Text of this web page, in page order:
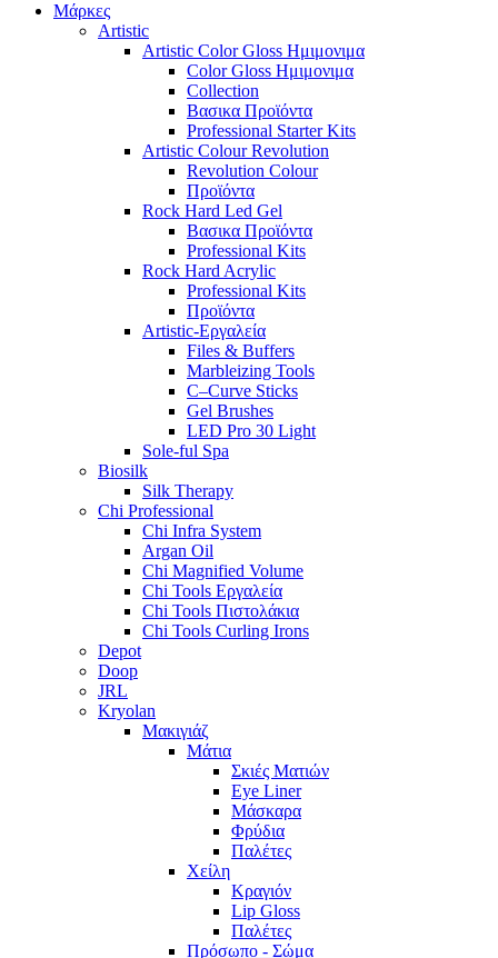
Μάρκες
Artistic
Artistic Color Gloss Ημιμονιμα
Color Gloss Ημιμονιμα
Collection
Βασικα Προϊόντα
Professional Starter Kits
Artistic Colour Revolution
Revolution Colour
Προϊόντα
Rock Hard Led Gel
Βασικα Προϊόντα
Professional Kits
Rock Hard Acrylic
Professional Kits
Προϊόντα
Artistic-Εργαλεία
Files & Buffers
Marbleizing Tools
C–Curve Sticks
Gel Brushes
LED Pro 30 Light
Sole-ful Spa
Biosilk
Silk Therapy
Chi Professional
Chi Infra System
Argan Oil
Chi Magnified Volume
Chi Tools Εργαλεία
Chi Tools Πιστολάκια
Chi Tools Curling Irons
Depot
Doop
JRL
Kryolan
Μακιγιάζ
Μάτια
Σκιές Ματιών
Eye Liner
Μάσκαρα
Φρύδια
Παλέτες
Χείλη
Κραγιόν
Lip Gloss
Παλέτες
Πρόσωπο - Σώμα